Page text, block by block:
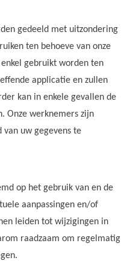
gedeeld met uitzondering
ten behoeve van onze
gebruikt worden ten
applicatie en zullen
kan in enkele gevallen de
Onze werknemers zijn
uw gegevens te
op het gebruik van en de
aanpassingen en/of
leiden tot wijzigingen in
raadzaam om regelmatig